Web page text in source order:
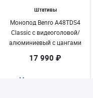
Штативы
Монопод Benro A48TDS4
Classic с видеоголовой/
алюминиевый с цангами
17 990 ₽
Нет в наличии